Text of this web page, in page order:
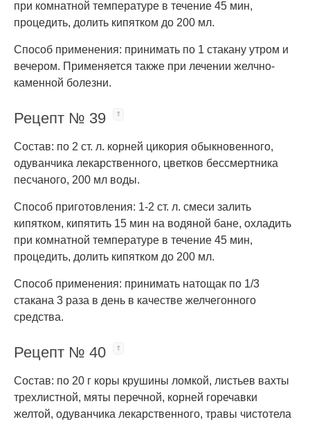
при комнатной температуре в течение 45 мин,
процедить, долить кипятком до 200 мл.
Способ применения: принимать по 1 стакану утром и
вечером. Применяется также при лечении желчно-
каменной болезни.
Рецепт № 39
Состав: по 2 ст. л. корней цикория обыкновенного,
одуванчика лекарственного, цветков бессмертника
песчаного, 200 мл воды.
Способ приготовления: 1-2 ст. л. смеси залить
кипятком, кипятить 15 мин на водяной бане, охладить
при комнатной температуре в течение 45 мин,
процедить, долить кипятком до 200 мл.
Способ применения: принимать натощак по 1/3
стакана 3 раза в день в качестве желчегонного
средства.
Рецепт № 40
Состав: по 20 г коры крушины ломкой, листьев вахты
трехлистной, мяты перечной, корней горечавки
желтой, одуванчика лекарственного, травы чистотела